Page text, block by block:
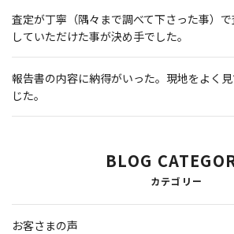
査定が丁寧（隅々まで調べて下さった事）
していただけた事が決め手でした。
報告書の内容に納得がいった。現地をよく
じた。
BLOG
カテゴリー
お客さまの声